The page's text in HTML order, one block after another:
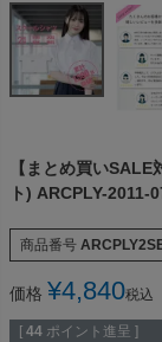
【まとめ買い
ト) ARCPLY-2011-
商品番号
価格 ¥4,840税込
[ 44 ポイント進呈 ]